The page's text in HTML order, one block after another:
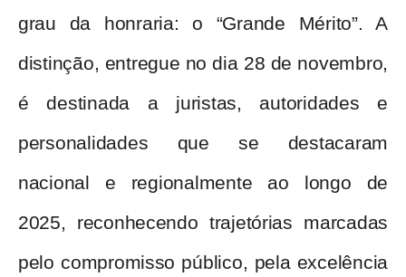
grau da honraria: o “Grande Mérito”. A
distinção, entregue no dia 28 de novembro,
é destinada a juristas, autoridades e
personalidades que se destacaram
nacional e regionalmente ao longo de
2025, reconhecendo trajetórias marcadas
pelo compromisso público, pela excelência